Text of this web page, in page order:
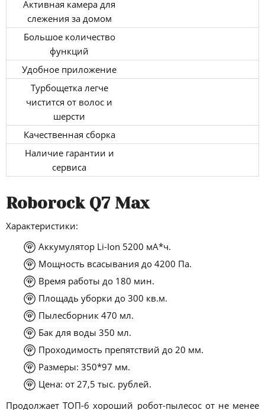
Активная камера для
слежения за домом
Большое количество
функций
Удобное приложение
Турбощетка легче
чистится от волос и
шерсти
Качественная сборка
Наличие гарантии и
сервиса
Roborock Q7 Max
Характеристики:
Аккумулятор Li-Ion 5200 мА*ч.
Мощность всасывания до 4200 Па.
Время работы до 180 мин.
Площадь уборки до 300 кв.м.
Пылесборник 470 мл.
Бак для воды 350 мл.
Проходимость препятствий до 20 мм.
Размеры: 350*97 мм.
Цена: от 27,5 тыс. рублей.
Продолжает ТОП-6 хороший робот-пылесос от не менее